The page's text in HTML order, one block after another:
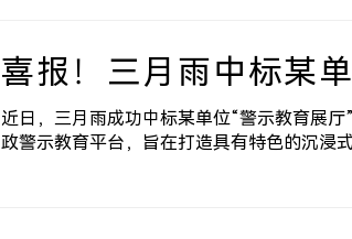
喜报！三月雨中标某
近日，三月雨成功中标某单位“警示教育展
政警示教育平台，旨在打造具有特色的沉浸式